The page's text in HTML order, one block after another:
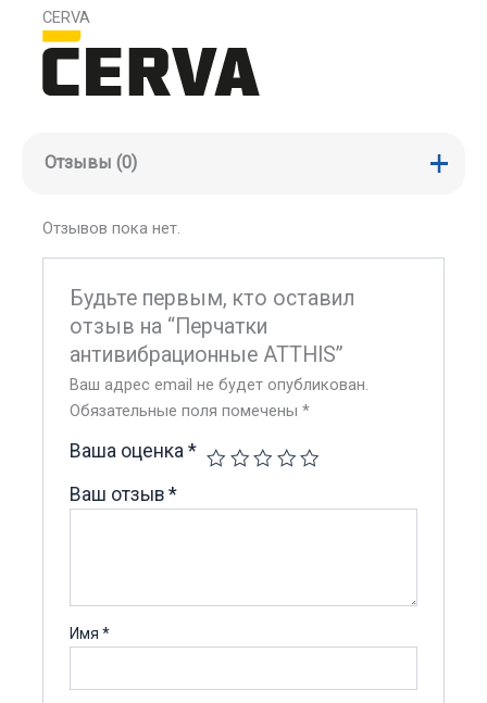
CERVA
Отзывы (0)
Отзывов пока нет.
Будьте первым, кто оставил
отзыв на “Перчатки
антивибрационные ATTHIS”
Ваш адрес email не будет опубликован.
Обязательные поля помечены*
Ваша оценка*
Ваш отзыв*
Имя*